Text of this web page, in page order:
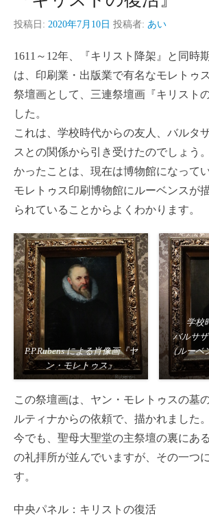
投稿日: 2020年7月10日 投稿者: あい
1611～12年、『キリスト降架』と同時
は、印刷業・出版業で有名なモレトゥ
祭壇画として、三連祭壇画『キリスト
した。
これは、学校時代からの友人、バルタ
スとの関係から引き受けたのでしょう
かったことは、現在は博物館になって
モレトゥス印刷博物館にルーベンスが
られていることからよくわかります。
P.P.Rubens による肖像画『ヤ
ン・モレトゥス』
学校
バルサ
（ルーベ
この祭壇画は、ヤン・モレトゥスの墓
ルティナからの依頼で、描かれました。
今でも、聖母大聖堂の主祭壇の裏にあ
の礼拝所が並んでいますが、その一つ
す。
中央パネル：キリストの復活